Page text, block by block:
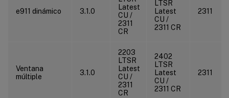
e911 dinámico 3.1.0
Latest
CU /
2311
CR
LTSR
Latest
CU /
2311 CR
2311
Ventana
múltiple
3.1.0
2203
LTSR
Latest
CU /
2311
CR
2402
LTSR
Latest
CU /
2311 CR
2311